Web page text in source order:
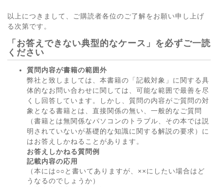
以上につきまして、ご購読者各位のご了解をお願い申し上げ
る次第です。
「お答えできない典型的なケース」を必ずご一読
ください
質問内容が書籍の範囲外
弊社と致しましては、本書籍の「記載対象」に関する具
体的なお問い合わせに関しては、可能な範囲で最善を尽
くし回答しています。しかし、質問の内容がご質問の対
象となる書籍とは、直接関係の無い、一般的なご質問
（書籍とは無関係なパソコンのトラブル、その本では説
明されていないが基礎的な知識に関する解説の要求）に
はお答えしかねることがあります。
お答えしかねる質問例
記載内容の応用
（本には○○と書いてありますが、××にしたい場合はど
うなるのでしょうか）